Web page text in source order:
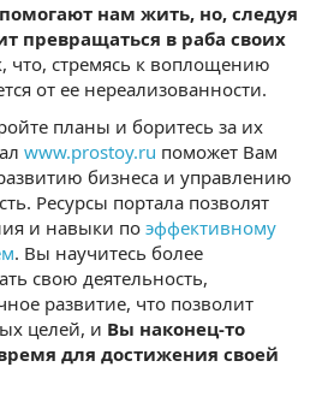
нам жить, но, следуя
превращаться в раба своих
что, стремясь к воплощению
от ее нереализованности.
планы и боритесь за их
www.prostoy.ru поможет Вам
бизнеса и управлению
Ресурсы портала позволят
и навыки по эффективному
. Вы научитесь более
свою деятельность,
развитие, что позволит
целей, и Вы наконец-то
для достижения своей